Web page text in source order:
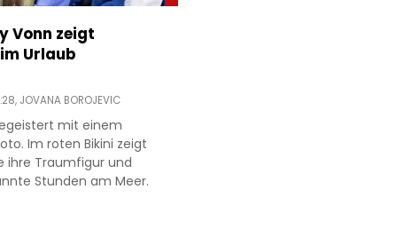
Vonn zeigt
Urlaub
JOVANA BOROJEVIC
mit einem
Im roten Bikini zeigt
ihre Traumfigur und
Stunden am Meer.